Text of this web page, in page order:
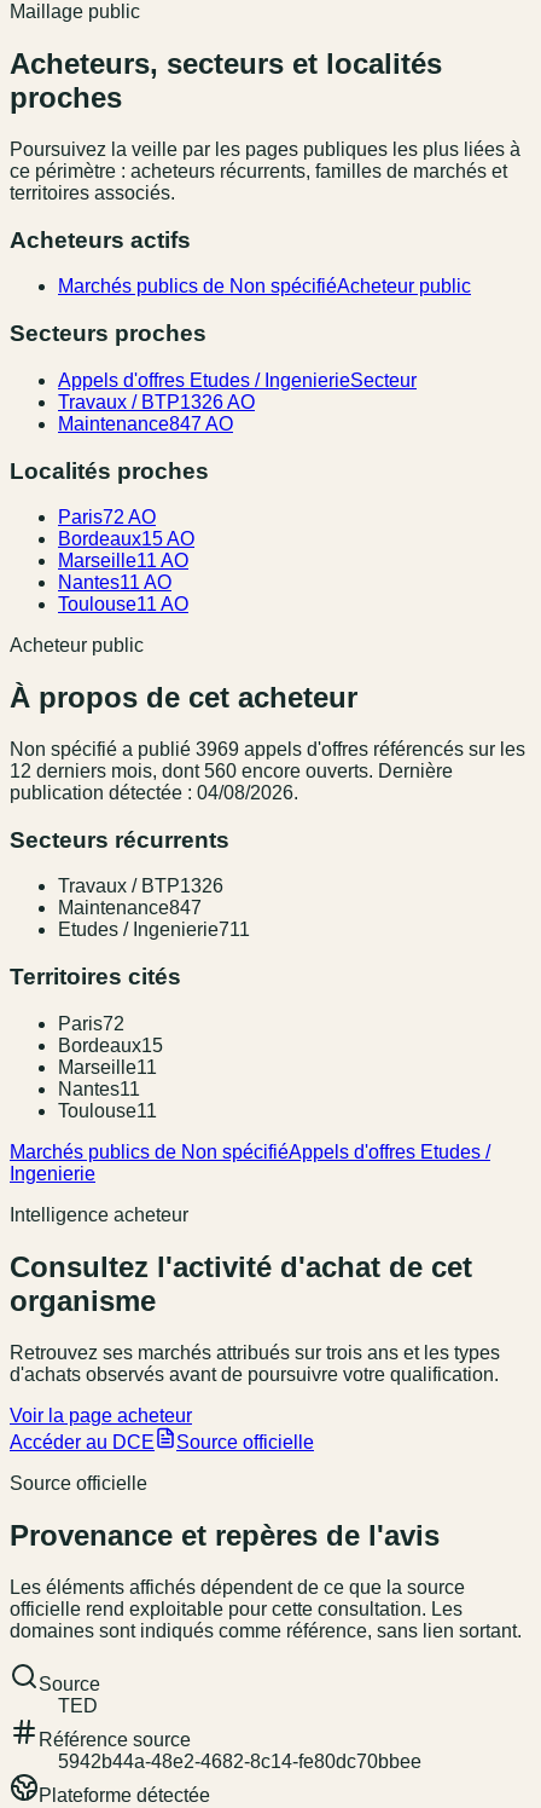
Maillage public
Acheteurs, secteurs et localités
proches
Poursuivez la veille par les pages publiques les plus liées à
ce périmètre : acheteurs récurrents, familles de marchés et
territoires associés.
Acheteurs actifs
Marchés publics de Non spécifiéAcheteur public
Secteurs proches
Appels d'offres Etudes / IngenierieSecteur
Travaux / BTP1326 AO
Maintenance847 AO
Localités proches
Paris72 AO
Bordeaux15 AO
Marseille11 AO
Nantes11 AO
Toulouse11 AO
Acheteur public
À propos de cet acheteur
Non spécifié a publié 3969 appel s d'offres référencés sur les
12 derniers mois, dont 560 encore ouverts. Dernière
publication détectée : 04/08/2026.
Secteurs récurrents
Travaux / BTP1326
Maintenance847
Etudes / Ingenierie711
Territoires cités
Paris72
Bordeaux15
Marseille11
Nantes11
Toulouse11
Marchés publics de Non spécifiéAppels d'offres Etudes /
Ingenierie
Intelligence acheteur
Consultez l'activité d'achat de cet
organisme
Retrouvez ses marchés attribués sur trois ans et les types
d'achats observés avant de poursuivre votre qualification.
Voir la page acheteur
Accéder au DCE
Source officielle
Source officielle
Provenance et repères de l'avis
Les éléments affichés dépendent de ce que la source
officielle rend exploitable pour cette consultation. Les
domaines sont indiqués comme référence, sans lien sortant.
Source
TED
Référence source
5942b44a-48e2-4682-8c14-fe80dc70bbee
Plateforme détectée